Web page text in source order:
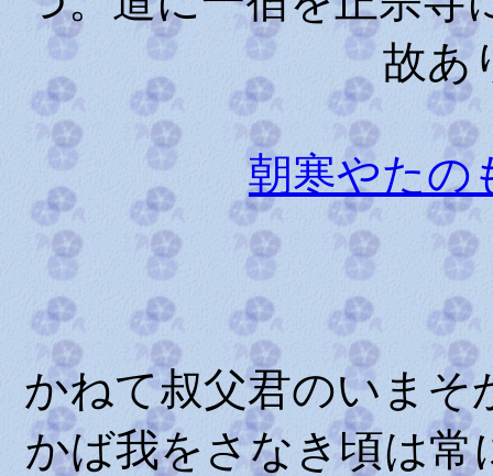
故あ
朝寒やたの
かねて叔父君のいまそ
かば我をさなき頃は